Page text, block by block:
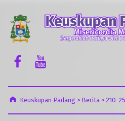
Facebook Komsos
Youtube Komsos
Keuskupan Padang > Berita> 210-